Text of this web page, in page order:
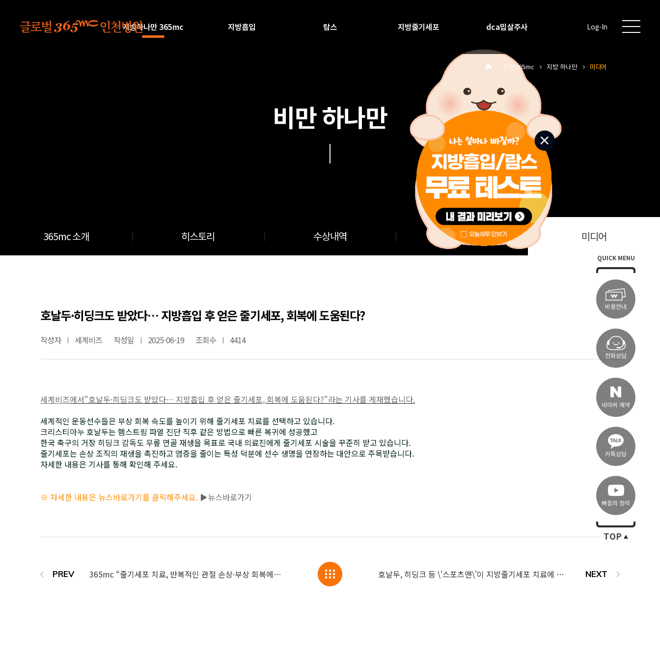
지방하나만 365mc 지방흡입 람스 지방줄기세포 dca밉살주사 Log-In
인천365mc 지방 하나만 미디어
비만 하나만
365mc 소개 히스토리 수상내역 학술연구 미디어
호날두·히딩크도 받았다… 지방흡입 후 얻은 줄기세포, 회복에 도움된다?
작성자 세계비즈 작성일 2025-06-19 조회수 4414
세계비즈에서"호날두·히딩크도 받았다… 지방흡입 후 얻은 줄기세포, 회복에 도움된다?"라는 기사를 게재했습니다.
세계적인 운동선수들은 부상 회복 속도를 높이기 위해 줄기세포 치료를 선택하고 있습니다.
크리스티아누 호날두는 햄스트링 파열 진단 직후 같은 방법으로 빠른 복귀에 성공했고
한국 축구의 거장 히딩크 감독도 무릎 연골 재생을 목표로 국내 의료진에게 줄기세포 시술을 꾸준히 받고 있습니다.
줄기세포는 손상 조직의 재생을 촉진하고 염증을 줄이는 특성 덕분에 선수 생명을 연장하는 대안으로 주목받습니다.
자세한 내용은 기사를 통해 확인해 주세요.
※ 자세한 내용은 뉴스바로가기를 클릭해주세요. ▶뉴스바로가기
365mc “줄기세포 치료, 반복적인 관절 손상·부상 회복에 도움” 호날두, 히딩크 등 \'스포츠맨\'이 지방줄기세포 치료에 주목한 이유?
QUICK MENU
비용안내
전화상담
네이버 예약
카톡상담
빠짐의 정석
TOP